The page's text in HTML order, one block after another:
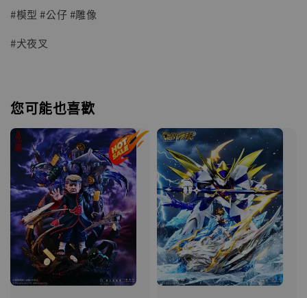
#模型 #公仔 #雕像
#犬夜叉
您可能也喜歡